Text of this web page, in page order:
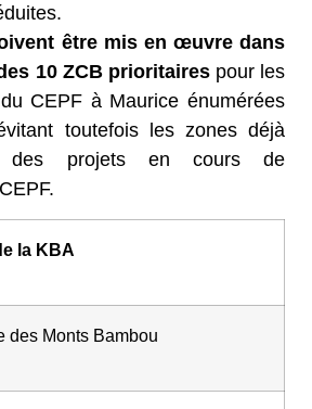
être mis en œuvre dans
10 ZCB prioritairespour les
CEPF à Maurice énumérées
toutefois les zones déjà
des projets en cours de
la KBA
des Monts Bambou